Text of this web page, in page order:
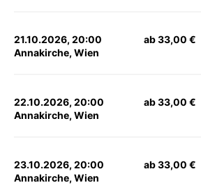
21.10.2026, 20:00
Annakirche, Wien
ab 33,00 €
22.10.2026, 20:00
Annakirche, Wien
ab 33,00 €
23.10.2026, 20:00
Annakirche, Wien
ab 33,00 €